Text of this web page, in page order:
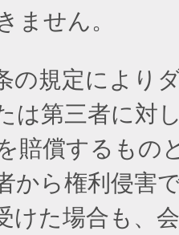
ません。
の規定により
は第三者に対
賠償するもの
から権利侵害
けた場合も、